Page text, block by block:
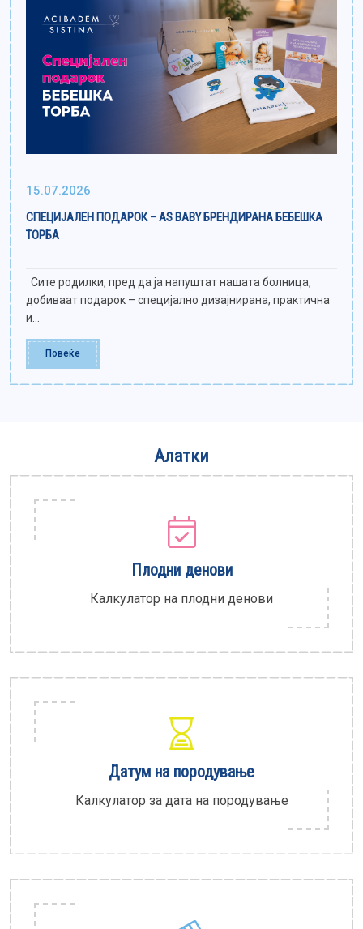
15.07.2026
СПЕЦИЈАЛЕН ПОДАРОК – AS BABY БРЕНДИРАНА БЕБЕШКА
ТОРБА
Сите родилки, пред да ја напуштат нашата болница,
добиваат подарок – специјално дизајнирана, практична
и...
Повеќе
Алатки
Плодни денови
Калкулатор на плодни денови
Датум на породување
Калкулатор за дата на породување